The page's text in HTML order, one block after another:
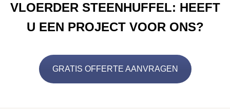
VLOERDER STEENHUFFEL: HEEFT
U EEN PROJECT VOOR ONS?
GRATIS OFFERTE AANVRAGEN